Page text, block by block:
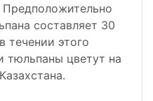
составляет 30
течении этого
тюльпаны цветут на